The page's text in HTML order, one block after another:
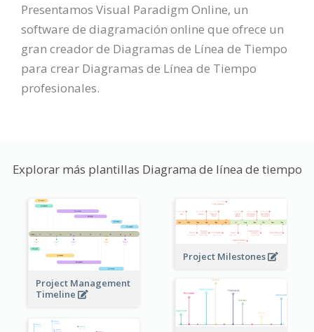
Presentamos Visual Paradigm Online, un
software de diagramación online que ofrece un
gran creador de Diagramas de Línea de Tiempo
para crear Diagramas de Línea de Tiempo
profesionales.
Explorar más plantillas Diagrama de línea de tiempo
Project Management
Timeline
Project Milestones